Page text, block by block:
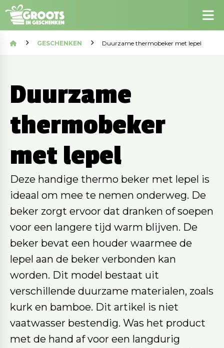
GESCHENKEN Duurzame thermobeker met lepel
Duurzame
thermobeker
met lepel
Deze handige thermo beker met lepel is
ideaal om mee te nemen onderweg. De
beker zorgt ervoor dat dranken of soepen
voor een langere tijd warm blijven. De
beker bevat een houder waarmee de
lepel aan de beker verbonden kan
worden. Dit model bestaat uit
verschillende duurzame materialen, zoals
kurk en bamboe. Dit artikel is niet
vaatwasser bestendig. Was het product
met de hand af voor een langdurig